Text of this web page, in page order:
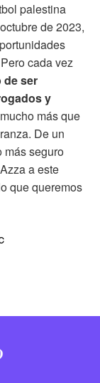
palestina
de 2023,
cada vez
de ser
y
más que
De un
más seguro
a este
que queremos